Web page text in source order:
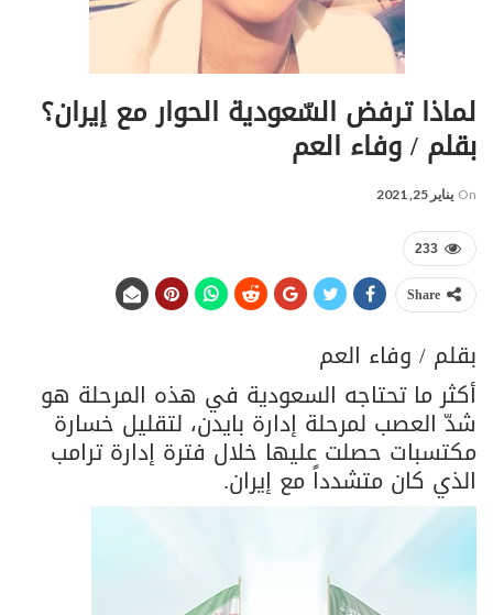
لماذا ترفض السّعودية الحوار مع إيران؟
بقلم / وفاء العم
On يناير 25, 2021
233
Share
بقلم / وفاء العم
أكثر ما تحتاجه السعودية في هذه المرحلة هو
شدّ العصب لمرحلة إدارة بايدن، لتقليل خسارة
مكتسبات حصلت عليها خلال فترة إدارة ترامب
الذي كان متشدداً مع إيران.